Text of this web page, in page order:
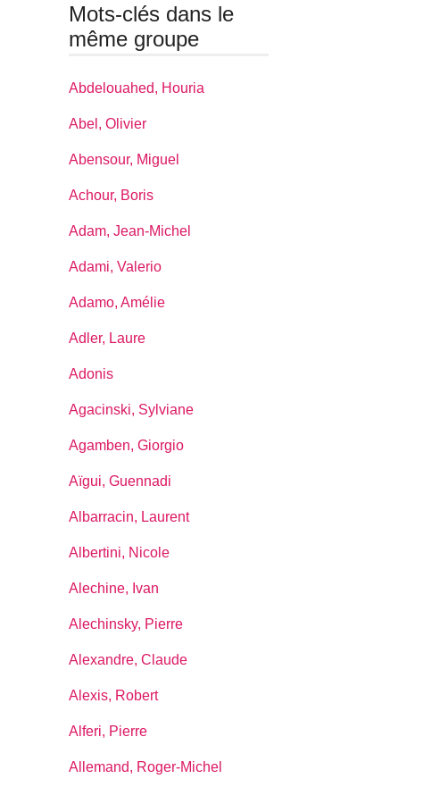
Mots-clés dans le
même groupe
Abdelouahed, Houria
Abel, Olivier
Abensour, Miguel
Achour, Boris
Adam, Jean-Michel
Adami, Valerio
Adamo, Amélie
Adler, Laure
Adonis
Agacinski, Sylviane
Agamben, Giorgio
Aïgui, Guennadi
Albarracin, Laurent
Albertini, Nicole
Alechine, Ivan
Alechinsky, Pierre
Alexandre, Claude
Alexis, Robert
Alferi, Pierre
Allemand, Roger-Michel